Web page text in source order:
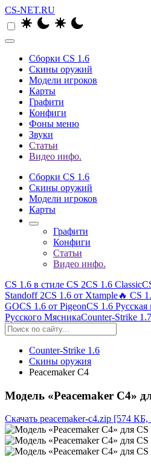
CS-NET.RU
Сборки CS 1.6
Скины оружий
Модели игроков
Карты
Графити
Конфиги
Фоны меню
Звуки
Статьи
Видео инфо.
Сборки CS 1.6
Скины оружий
Модели игроков
Карты
Графити
Конфиги
Статьи
Видео инфо.
CS 1.6 в стиле CS 2CS 1.6 Classic
Standoff 2CS 1.6 от Xtample🔥 CS
GOCS 1.6 от PigeonCS 1.6 Русская
Русского МясникаCounter-Strike 1.7
Counter-Strike 1.6
Скины оружия
Peacemaker C4
Модель «Peacemaker C4»
Скачать peacemaker-c4.zip [574 КБ,